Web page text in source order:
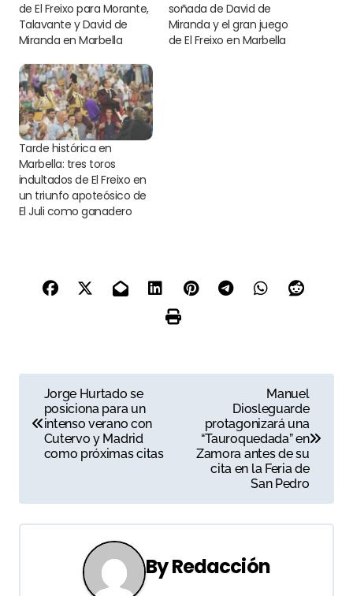
de El Freixo para Morante,
Talavante y David de
Miranda en Marbella
soñada de David de
Miranda y el gran juego
de El Freixo en Marbella
Tarde histórica en
Marbella: tres toros
indultados de El Freixo en
un triunfo apoteósico de
El Juli como ganadero
a
g
Jorge Hurtado se
posiciona para un
intenso verano con
Cutervo y Madrid
como próximas citas
Manuel
Diosleguarde
protagonizará una
“Tauroquedada” en
Zamora antes de su
cita en la Feria de
San Pedro
ByRedacción